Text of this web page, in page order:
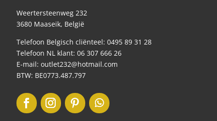
Weertersteenweg 232
3680 Maaseik, België
Telefoon Belgisch cliënteel: 0495 89 31 28
Telefoon NL klant: 06 307 666 26
E-mail: outlet232@hotmail.com
BTW: BE0773.487.797